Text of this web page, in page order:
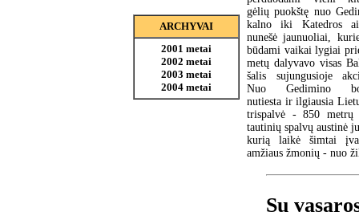
ARCHYVAI
2001 metai
2002 metai
2003 metai
2004 metai
gėlių puokštę nuo
kalno iki Katedros
nunešė jaunuoliai,
būdami vaikai lygiai
metų dalyvavo visas
šalis sujungusioje
Nuo Gedimino
nutiesta ir ilgiausia
trispalvė - 850 metrų
tautinių spalvų austinė
kurią laikė šimtai
amžiaus žmonių - nuo
Su